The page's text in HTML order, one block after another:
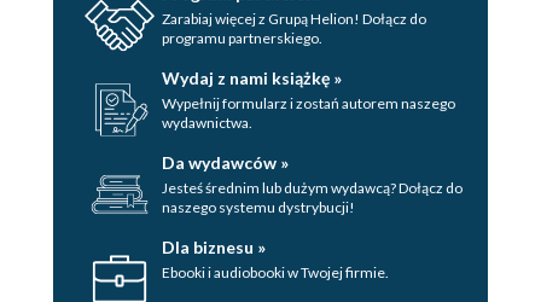
Zaludnienie, struktura
etniczna
Język
Religia
Kultura
Literatura
Muzyka
Rzeźba
Zarabiaj więcej z Grupą Helion! Dołącz do
programu partnerskiego.
Wydaj z nami książkę »
Wypełnij formularz i zostań autorem naszego
wydawnictwa.
Da wydawców »
Jesteś średnim lub dużym wydawcą? Dołącz do
naszego systemu dystrybucji!
Dla biznesu »
Ebooki i audiobooki w Twojej firmie.